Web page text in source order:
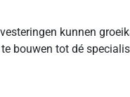
kunnen
bouwen tot dé